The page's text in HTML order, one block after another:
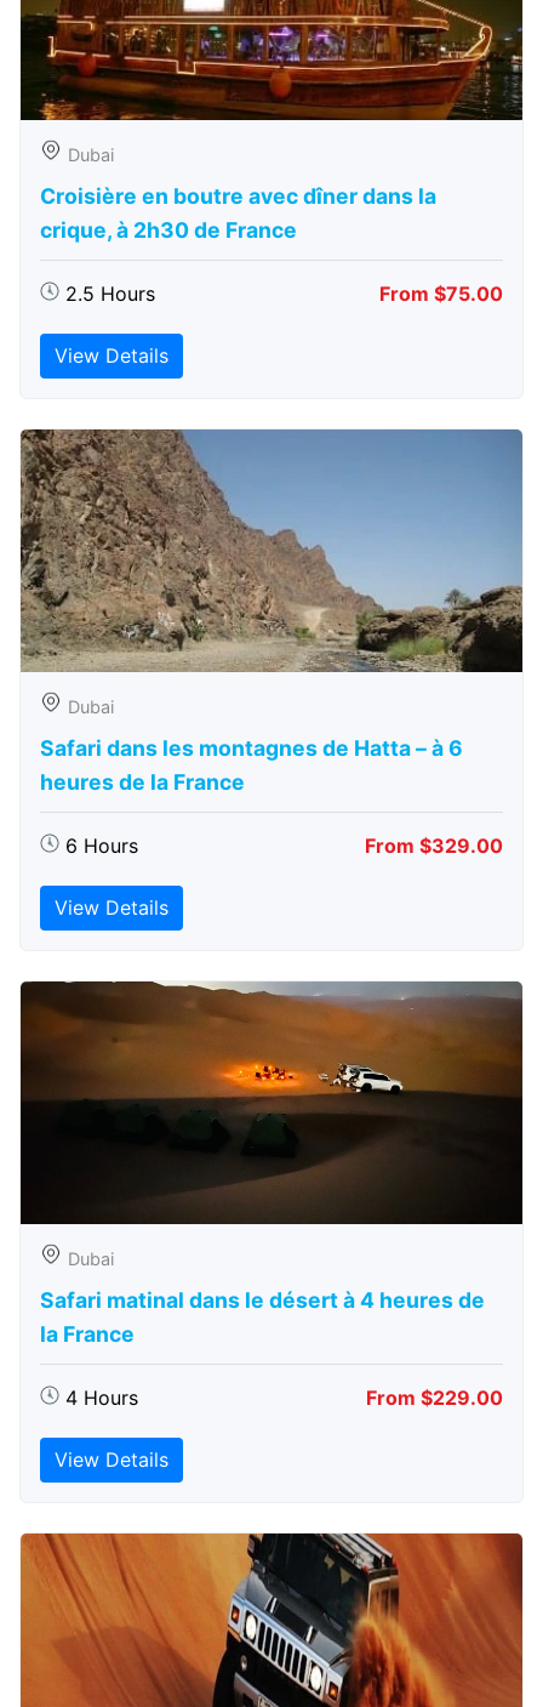
Dubai
Croisière en boutre avec dîner dans la
crique, à 2h30 de France
2.5 Hours From $75.00
View Details
Dubai
Safari dans les montagnes de Hatta – à 6
heures de la France
6 Hours From $329.00
View Details
Dubai
Safari matinal dans le désert à 4 heures de
la France
4 Hours From $229.00
View Details